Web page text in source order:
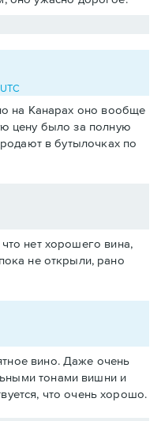
на Канарах оно вообще
цену было за полную
в бутылочках по
что нет хорошего вина,
не открыли, рано
вино. Даже очень
тонами вишни и
что очень хорошо.